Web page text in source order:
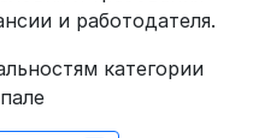
и работодателя.
категории